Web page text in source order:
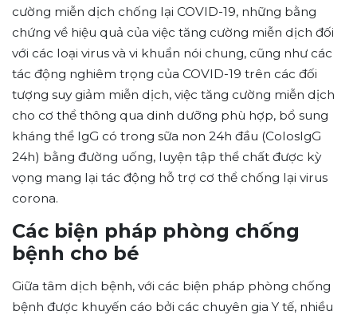
cường miễn dịch chống lại COVID-19, những bằng
chứng về hiệu quả của việc tăng cường miễn dịch đối
với các loại virus và vi khuẩn nói chung, cũng như các
tác động nghiêm trọng của COVID-19 trên các đối
tượng suy giảm miễn dịch, việc tăng cường miễn dịch
cho cơ thể thông qua dinh dưỡng phù hợp, bổ sung
kháng thể IgG có trong sữa non 24h đầu (ColosIgG
24h) bằng đường uống, luyện tập thể chất được kỳ
vọng mang lại tác động hỗ trợ cơ thể chống lại virus
corona.
Các biện pháp phòng chống
bệnh cho bé
Giữa tâm dịch bệnh, với các biện pháp phòng chống
bệnh được khuyến cáo bởi các chuyên gia Y tế, nhiều